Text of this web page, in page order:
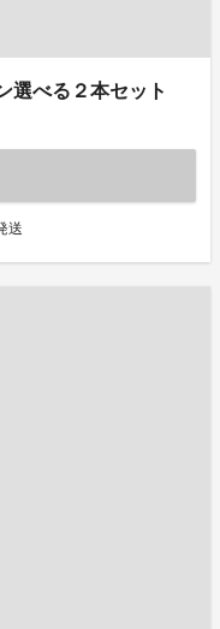
選べる２本セット
送